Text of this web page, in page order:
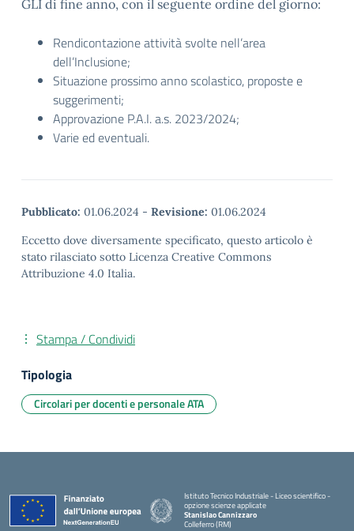
GLI di fine anno, con il seguente ordine del giorno:
Rendicontazione attività svolte nell’area
dell’Inclusione;
Situazione prossimo anno scolastico, proposte e
suggerimenti;
Approvazione P.A.I. a.s. 2023/2024;
Varie ed eventuali.
Pubblicato: 01.06.2024 - Revisione: 01.06.2024
Eccetto dove diversamente specificato, questo articolo è
stato rilasciato sotto Licenza Creative Commons
Attribuzione 4.0 Italia.
Stampa / Condividi
Tipologia
Circolari per docenti e personale ATA
Istituto Tecnico Industriale - Liceo scientifico -
opzione scienze applicate
Stanislao Cannizzaro
Colleferro (RM)